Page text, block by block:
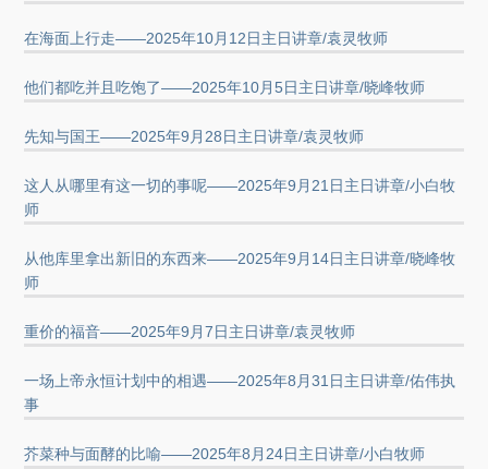
在海面上行走——2025年10月12日主日讲章/袁灵牧师
他们都吃并且吃饱了——2025年10月5日主日讲章/晓峰牧师
先知与国王——2025年9月28日主日讲章/袁灵牧师
这人从哪里有这一切的事呢——2025年9月21日主日讲章/小白牧
师
从他库里拿出新旧的东西来——2025年9月14日主日讲章/晓峰牧
师
重价的福音——2025年9月7日主日讲章/袁灵牧师
一场上帝永恒计划中的相遇——2025年8月31日主日讲章/佑伟执
事
芥菜种与面酵的比喻——2025年8月24日主日讲章/小白牧师